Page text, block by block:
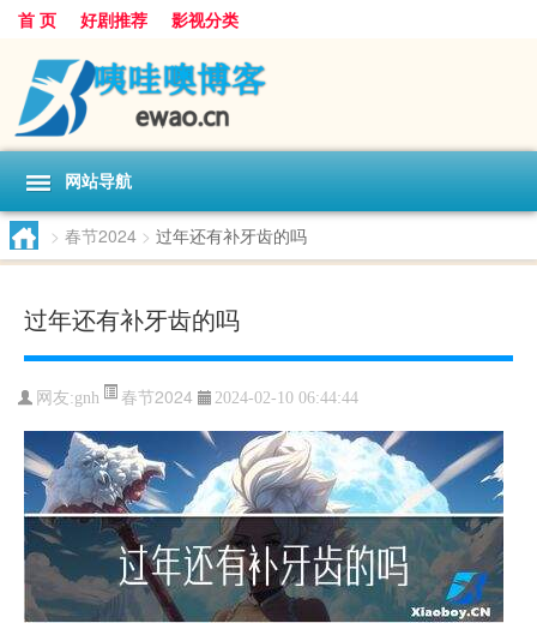
首 页 好剧推荐 影视分类
网站导航
> 春节2024 > 过年还有补牙齿的吗
过年还有补牙齿的吗
网友:gnh 春节2024 2024-02-10 06:44:44